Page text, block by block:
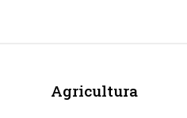
Agricultura